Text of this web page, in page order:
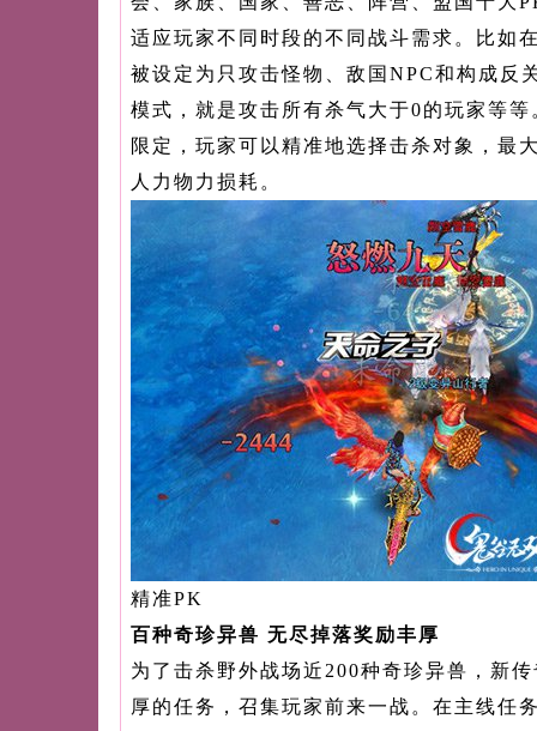
适应玩家不同时段的不同战斗需求。比如
被设定为只攻击怪物、敌国NPC和构成反
模式，就是攻击所有杀气大于0的玩家等
限定，玩家可以精准地选择击杀对象，最
人力物力损耗。
精准PK
百种奇珍异兽 无尽掉落奖励丰厚
为了击杀野外战场近200种奇珍异兽，新
厚的任务，召集玩家前来一战。在主线任